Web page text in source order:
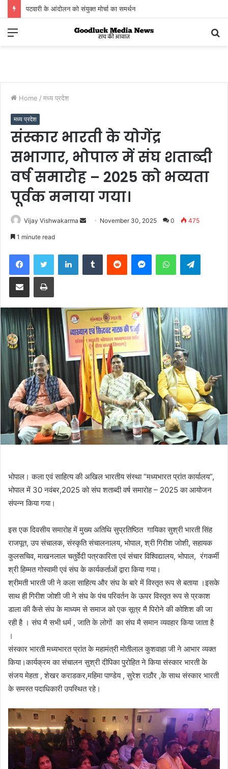
पटवारी के आंदोलन को संयुक्त मोर्चा का समर्थन
Menu
Home / मध्य प्रदेश
मध्य प्रदेश
संस्कार भारती के योगेंद्र
सभागार, भोपाल में संघ शताब्दी
वर्ष समारोह – 2025 को भव्यता
पूर्वक मनाया गया।
Vijay Vishwakarma
Send November 30, 2025 0 475
1 minute read
FacebookTwitter LinkedInTumblr Reddit MessengerWhatsApp
Share via Email Print
भोपाल। कला एवं साहित्य की अखिल भारतीय संस्था “मध्यभारत प्रांत कार्यालय”,
भोपाल में 30 नवंबर,2025 को संघ शताब्दी वर्ष समारोह – 2025 का आयोजन
संपन्न किया गया।
इस एक दिवसीय समारोह में मुख्य अतिथि सुप्रतिष्ठित गायिका सुश्री भारती सिंह
राजपूत, उप संचालक, संस्कृति संचालनालय, भोपाल, श्री गिरीश जोशी, सहायक
कुलसचिव, माखनलाल चतुर्वेदी पत्रकारिता एवं संचार विश्विद्यालय, भोपाल, रंगकर्मी
श्री हिम्मत गोस्वामी एवं संघ के कार्यकर्ताओं द्वारा किया गया।
श्रीमती भारती जी ने कला साहित्य और संघ के बारे में विस्तृत रूप से बताया ।इसके
साथ ही गिरीश जोशी जी ने संघ के पंच परिवर्तन के ऊपर विस्तृत रूप से प्रकाश
डाला की कैसे संघ के माध्यम से समाज को एक सूत्र मै पिरोने की कोशिश की जा
रही है । संघ मै सभी धर्म , जाति के लोगों का संघ मै समान व्यवहार किया जाता है
।
संस्कार भारती मध्यभारत प्रांत के महामंत्री मोतीलाल कुशवाहा जी ने आभार व्यक्त
किया।कार्यक्रम का संचालन सुश्री दीपिका पुरोहित ने किया संस्कार भारती के
संजय मेहता , शेखर कराडकर,महिमा पाण्डेय , सुरेश राठौर ,के साथ संस्कार भारती
के समस्त पदाधिकारी उपस्थित रहे।